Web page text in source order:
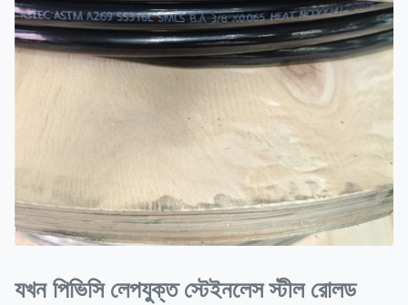
যখন পিভিসি লেপযুক্ত স্টেইনলেস স্টীল রোলড